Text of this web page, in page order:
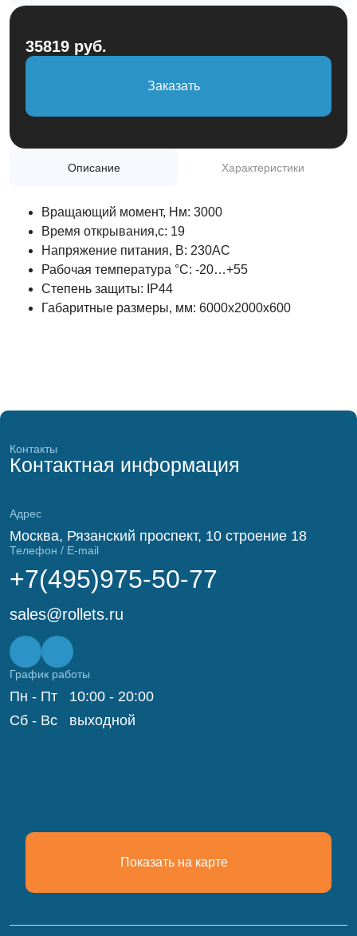
sales@rollets.ru
+7(495)975-50-77
Обратный звонок
35819 руб.
Заказать
Описание Характеристики
Вращающий момент, Нм: 3000
Время открывания,с: 19
Напряжение питания, В: 230AC
Рабочая температура °C: -20…+55
Степень защиты: IP44
Габаритные размеры, мм: 6000x2000x600
Контакты
Контактная информация
Адрес
Москва, Рязанский проспект, 10 строение 18
Телефон / E-mail
+7(495)975-50-77
sales@rollets.ru
График работы
Пн - Пт
10:00 - 20:00
Сб - Вс
выходной
Показать на карте